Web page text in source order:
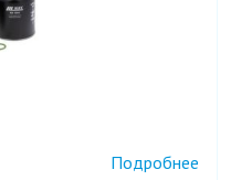
Подробнее